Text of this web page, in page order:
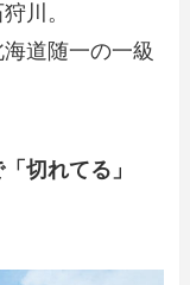
川。
道随一の一級
切れてる」